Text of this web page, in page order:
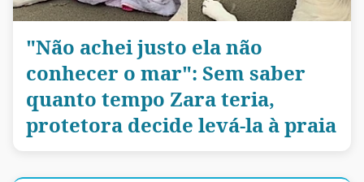
"Não achei justo ela não
conhecer o mar": Sem saber
quanto tempo Zara teria,
protetora decide levá-la à praia